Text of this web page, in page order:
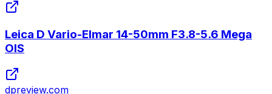
Leica D Vario-Elmar 14-50mm F3.8-5.6 Mega
OIS
dpreview.com